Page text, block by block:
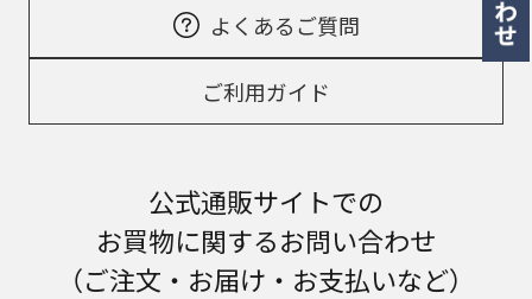
よくあるご質問
ご利用ガイド
公式通販サイトでの
お買物に関するお問い合わせ
（ご注文・お届け・お支払いなど）